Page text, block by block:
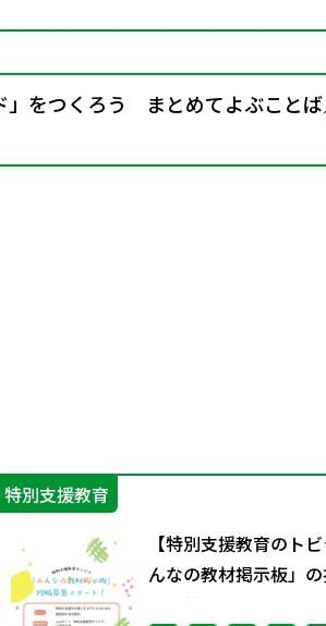
をつくろう まとめてよぶことば
特別支援教育
【特別支援教育のト
んなの教材掲示板」
を開始しました！